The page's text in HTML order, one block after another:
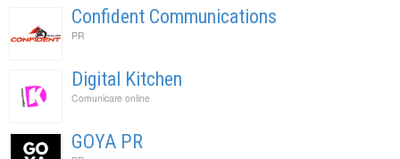
Confident Communications
PR
Digital Kitchen
Comunicare online
GOYA PR